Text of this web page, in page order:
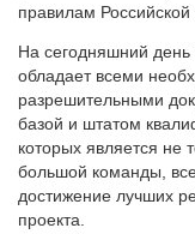
правилам
На сегодняшний
обладает всеми
разрешительными
базой и штатом
которых является не
большой команды,
достижение лучших
проекта.